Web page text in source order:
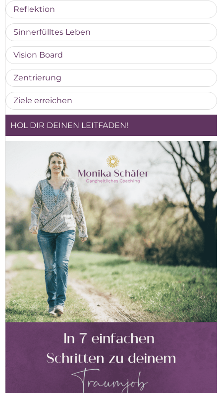
Reflektion
Sinnerfülltes Leben
Vision Board
Zentrierung
Ziele erreichen
HOL DIR DEINEN LEITFADEN!